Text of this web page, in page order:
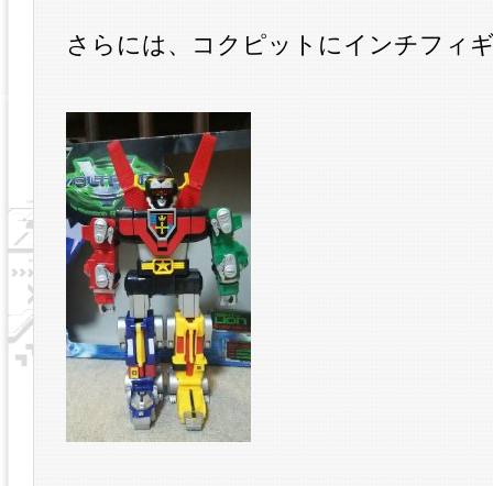
さらには、コクピットにインチフィ